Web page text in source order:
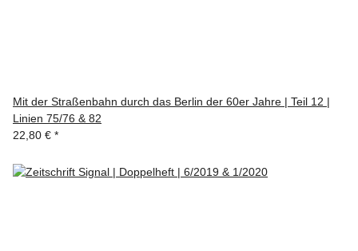
Mit der Straßenbahn durch das Berlin der 60er Jahre | Teil 12 |
Linien 75/76 & 82
22,80 € *